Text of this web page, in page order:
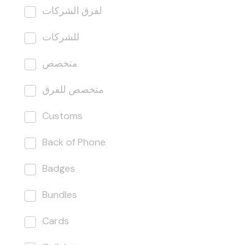
لفرق الشركات
للشركات
متخصص
متخصص للفرق
Customs
Back of Phone
Badges
Bundles
Cards